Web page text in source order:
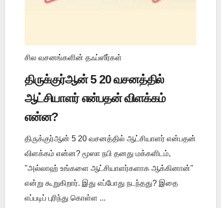
சில வசனங்களின் தஃப்ஸீர்கள்
திருக்குர்ஆன் 5 20 வசனத்தில்
ஆட்சியாளர் என்பதன் விளக்கம்
என்ன?
திருக்குர்ஆன் 5 20 வசனத்தில் ஆட்சியாளர் என்பதன்
விளக்கம் என்ன? மூஸா நபி தனது மக்களிடம்,
"அல்லாஹ் உங்களை ஆட்சியாளர்களாக ஆக்கினான்"
என்று கூறுகிறார். இது எப்போது நடந்தது? இதை
எப்படிப் புரிந்து கொள்ள ...